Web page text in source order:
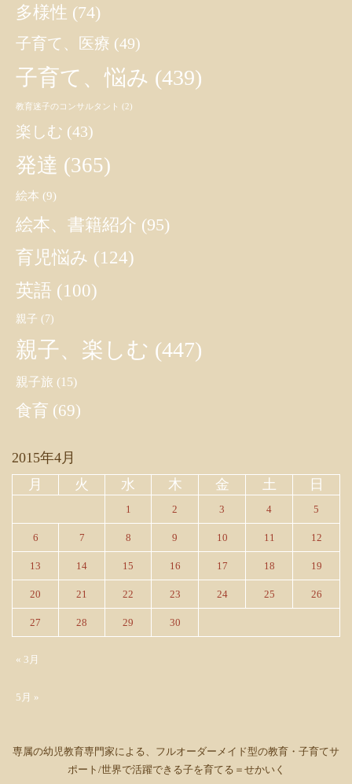
多様性 (74)
子育て、医療 (49)
子育て、悩み (439)
教育迷子のコンサルタント (2)
楽しむ (43)
発達 (365)
絵本 (9)
絵本、書籍紹介 (95)
育児悩み (124)
英語 (100)
親子 (7)
親子、楽しむ (447)
親子旅 (15)
食育 (69)
2015年4月
月
火 水 木 金 土 日
1 2 3 4 5
6 7 8 9 10 11 12
13 14 15 16 17 18 19
20 21 22 23 24 25 26
27 28 29 30
« 3月
5月 »
専属の幼児教育専門家による、フルオーダーメイド型の教育・子育てサ
ポート/世界で活躍できる子を育てる＝せかいく